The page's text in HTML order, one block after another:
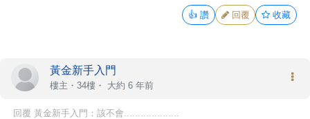
👍 讚 回覆 收藏
黃金新手入門
樓主 ・34樓・ 大約 6 年前
回覆 黃金新手入門：該不會....................